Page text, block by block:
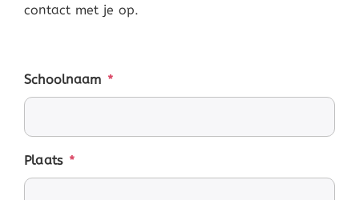
contact met je op.
Schoolnaam *
Plaats *